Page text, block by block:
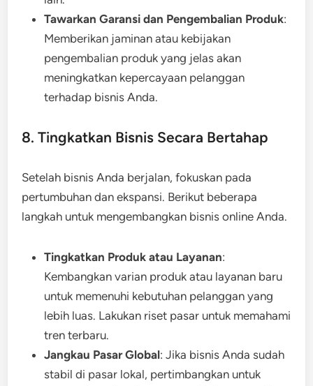
Tawarkan Garansi dan Pengembalian Produk:
Memberikan jaminan atau kebijakan
pengembalian produk yang jelas akan
meningkatkan kepercayaan pelanggan
terhadap bisnis Anda.
8. Tingkatkan Bisnis Secara Bertahap
Setelah bisnis Anda berjalan, fokuskan pada
pertumbuhan dan ekspansi. Berikut beberapa
langkah untuk mengembangkan bisnis online Anda.
Tingkatkan Produk atau Layanan:
Kembangkan varian produk atau layanan baru
untuk memenuhi kebutuhan pelanggan yang
lebih luas. Lakukan riset pasar untuk memahami
tren terbaru.
Jangkau Pasar Global: Jika bisnis Anda sudah
stabil di pasar lokal, pertimbangkan untuk